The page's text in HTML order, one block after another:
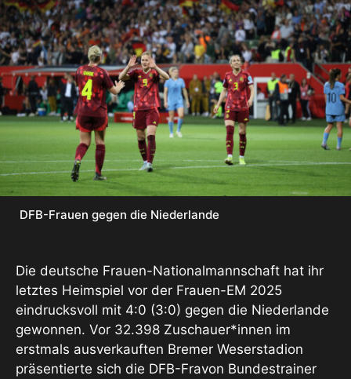
DFB-Frauen gegen die Niederlande
Die deutsche Frauen-Nationalmannschaft hat ihr
letztes Heimspiel vor der Frauen-EM 2025
eindrucksvoll mit 4:0 (3:0) gegen die Niederlande
gewonnen. Vor 32.398 Zuschauer*innen im
erstmals ausverkauften Bremer Weserstadion
präsentierte sich die DFB-Fravon Bundestrainer